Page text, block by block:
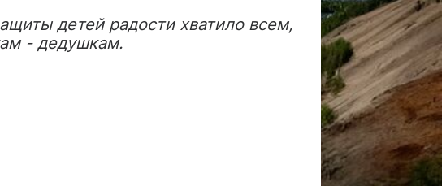
детей радости хватило всем,
- дедушкам.